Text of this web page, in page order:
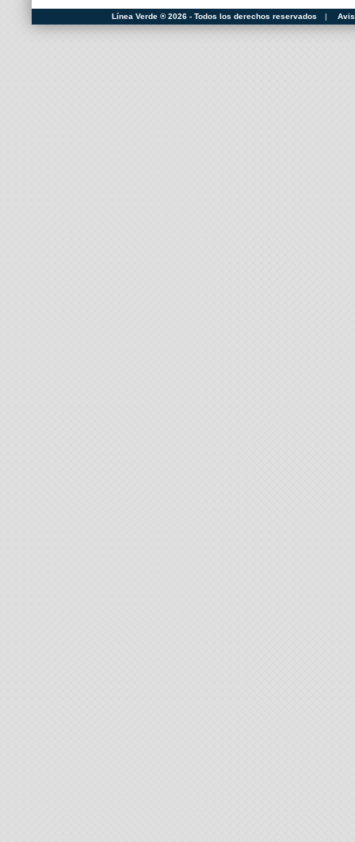
Línea Verde ® 2026 - Todos los derechos reservados |